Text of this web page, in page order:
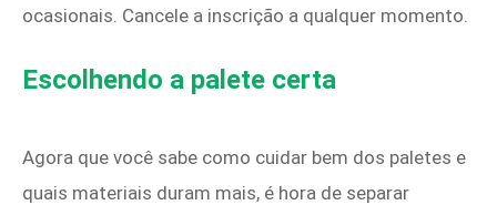
ocasionais. Cancele a inscrição a qualquer momento.
Escolhendo a palete certa
Agora que você sabe como cuidar bem dos paletes e
quais materiais duram mais, é hora de separar